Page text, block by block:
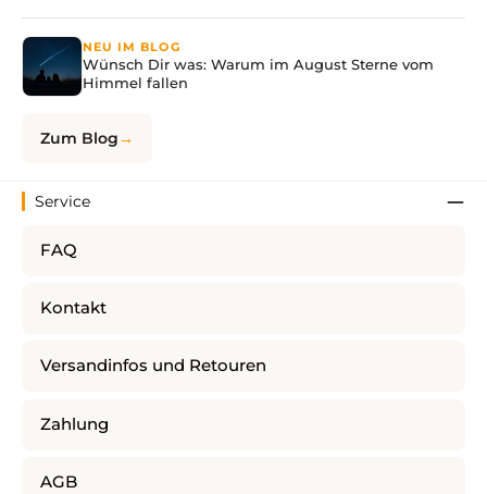
NEU IM BLOG
Wünsch Dir was: Warum im August Sterne vom
Himmel fallen
Zum Blog
Service
FAQ
Kontakt
Versandinfos und Retouren
Zahlung
AGB